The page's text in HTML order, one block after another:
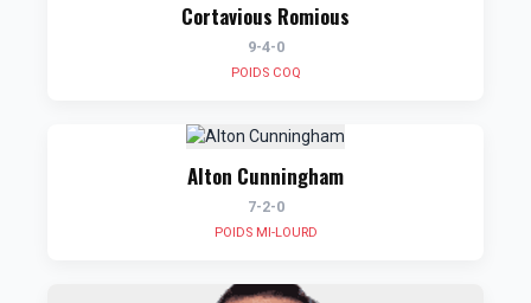
Cortavious Romious
9-4-0
POIDS COQ
Alton Cunningham
7-2-0
POIDS MI-LOURD